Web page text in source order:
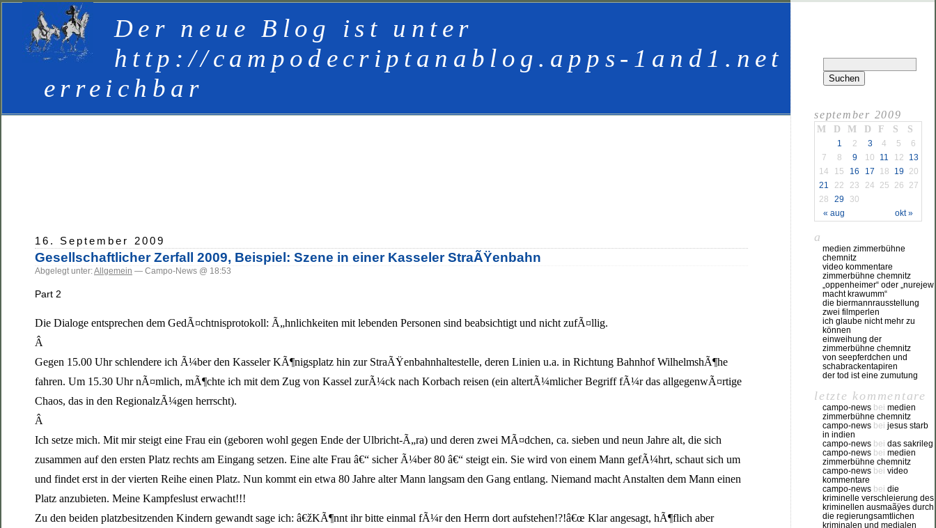
Der neue Blog ist unter
http://campodecriptanablog.apps-1and1.net
erreichbar
16. September 2009
Gesellschaftlicher Zerfall 2009, Beispiel: Szene in einer Kasseler StraÃŸenbahn
Abgelegt unter:Allgemein — Campo-News @ 18:53
Part 2
Die Dialoge entsprechen dem GedÃ¤chtnisprotokoll: Ã„hnlichkeiten mit lebenden Personen sind beabsichtigt und nicht zufÃ¤llig.
Â
Gegen 15.00 Uhr schlendere ich Ã¼ber den Kasseler KÃ¶nigsplatz hin zur StraÃŸenbahnhaltestelle, deren Linien u.a. in Richtung Bahnhof WilhelmshÃ¶he
fahren. Um 15.30 Uhr nÃ¤mlich, mÃ¶chte ich mit dem Zug von Kassel zurÃ¼ck nach Korbach reisen (ein altertÃ¼mlicher Begriff fÃ¼r das allgegenwÃ¤rtige
Chaos, das in den RegionalzÃ¼gen herrscht).
Â
Ich setze mich. Mit mir steigt eine Frau ein (geboren wohl gegen Ende der Ulbricht-Ã„ra) und deren zwei MÃ¤dchen, ca. sieben und neun Jahre alt, die sich
zusammen auf den ersten Platz rechts am Eingang setzen. Eine alte Frau â€“ sicher Ã¼ber 80 â€“ steigt ein. Sie wird von einem Mann gefÃ¼hrt, schaut sich um
und findet erst in der vierten Reihe einen Platz. Nun kommt ein etwa 80 Jahre alter Mann langsam den Gang entlang. Niemand macht Anstalten dem Mann einen
Platz anzubieten. Meine Kampfeslust erwacht!!!
Zu den beiden platzbesitzenden Kindern gewandt sage ich: â€žKÃ¶nnt ihr bitte einmal fÃ¼r den Herrn dort aufstehen!?!â€œ Klar angesagt, hÃ¶flich aber
september 2009
M D M D F S S
« aug okt »
1 2 3 4 5
6
7
8 9 10 11 12
13
14
15 16 17 18 19
20
21
22 23 24 25 26
27
28
29 30
a
medien zimmerbühne
chemnitz
video kommentare
zimmerbühne chemnitz
„oppenheimer“ oder „nurejew
macht krawumm“
die biermannrausstellung
zwei filmperlen
ich glaube nicht mehr zu
können
einweihung der
zimmerbühne chemnitz
von seepferdchen und
schabrackentapiren
der tod ist eine zumutung
letzte kommentare
campo-news bei medien
zimmerbühne chemnitz
campo-news bei jesus starb
in indien
campo-news bei das sakrileg
campo-news bei medien
zimmerbühne chemnitz
campo-news bei video
kommentare
campo-news bei die
kriminelle verschleierung des
kriminellen ausmaãÿes durch
die regierungsamtlichen
kriminalen und medialen